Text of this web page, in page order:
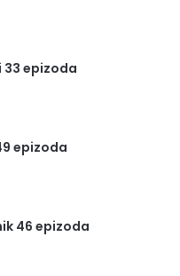
33 epizoda
epizoda
46 epizoda